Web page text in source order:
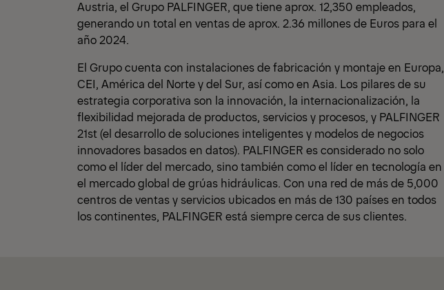
Austria, el Grupo PALFINGER, que tiene aprox. 12,350 empleados,
generando un total en ventas de aprox. 2.36 millones de Euros para el
año 2024.
El Grupo cuenta con instalaciones de fabricación y montaje en Europa,
CEI, América del Norte y del Sur, así como en Asia. Los pilares de su
estrategia corporativa son la innovación, la internacionalización, la
flexibilidad mejorada de productos, servicios y procesos, y PALFINGER
21st (el desarrollo de soluciones inteligentes y modelos de negocios
innovadores basados en datos). PALFINGER es considerado no solo
como el líder del mercado, sino también como el líder en tecnología en
el mercado global de grúas hidráulicas. Con una red de más de 5,000
centros de ventas y servicios ubicados en más de 130 países en todos
los continentes, PALFINGER está siempre cerca de sus clientes.